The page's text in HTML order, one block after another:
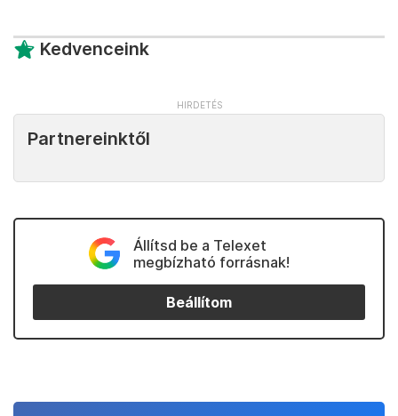
Kedvenceink
Partnereinktől
Állítsd be a Telexet
megbízható forrásnak!
Beállítom